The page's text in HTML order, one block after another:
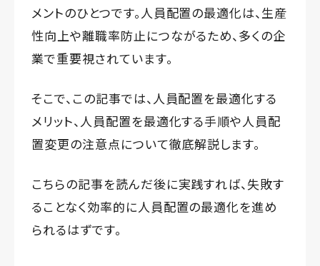
メントのひとつです。人員配置の最適化は、生産
性向上や離職率防止につながるため、多くの企
業で重要視されています。
そこで、この記事では、人員配置を最適化する
メリット、人員配置を最適化する手順や人員配
置変更の注意点について徹底解説します。
こちらの記事を読んだ後に実践すれば、失敗す
ることなく効率的に人員配置の最適化を進め
られるはずです。